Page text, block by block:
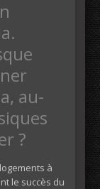
au-
?
à
le succès du